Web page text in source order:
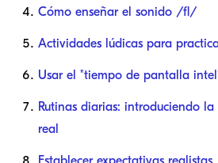
Cómo enseñar el sonido /fl/
Actividades lúdicas para
Usar el "tiempo de pantalla
Rutinas diarias: introduciendo
real